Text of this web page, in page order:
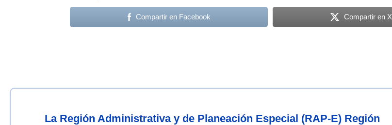
Compartir en Facebook Compartir en X
La Región Administrativa y de Planeación Especial (RAP-E) Región